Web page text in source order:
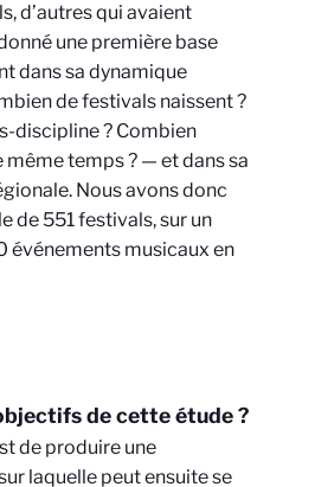
d’autres qui avaient
une première base
dans sa dynamique
de festivals naissent ?
discipline ? Combien
temps ? — et dans sa
Nous avons donc
de 551 festivals, sur un
événements musicaux en
de cette étude ?
de produire une
laquelle peut ensuite se